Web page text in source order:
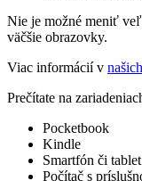
Nie je možné meniť
väčšie obrazovky.
Viac informácií v
Prečítate na
Pocketbook
Kindle
Smartfón či
Počítač s